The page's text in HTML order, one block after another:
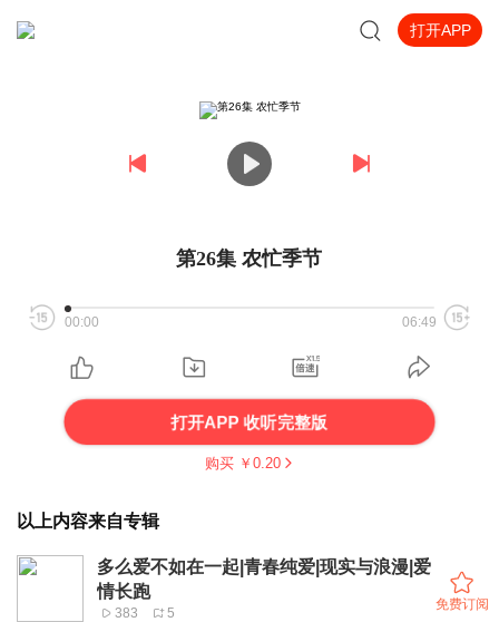
打开APP
第26集 农忙季节
00:00 06:49
打开APP 收听完整版
购买 ￥ 0.20
以上内容来自专辑
多么爱不如在一起|青春纯爱|现实与浪漫|爱
情长跑
383 5
免费订阅